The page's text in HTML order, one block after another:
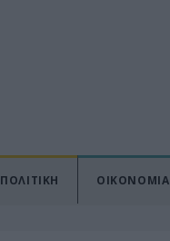
ΠΟΛΙΤΙΚΗ ΟΙΚΟΝΟΜΙΑ